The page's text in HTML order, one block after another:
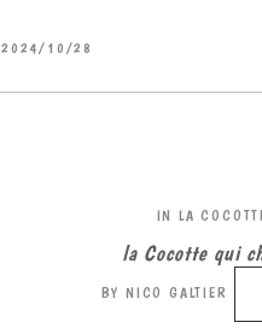
2024/10/28
IN LA
la Cocotte qui
BY NICO GALTIER